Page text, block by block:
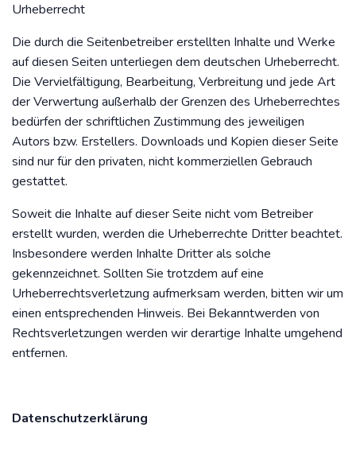
Urheberrecht
Die durch die Seitenbetreiber erstellten Inhalte und Werke
auf diesen Seiten unterliegen dem deutschen Urheberrecht.
Die Vervielfältigung, Bearbeitung, Verbreitung und jede Art
der Verwertung außerhalb der Grenzen des Urheberrechtes
bedürfen der schriftlichen Zustimmung des jeweiligen
Autors bzw. Erstellers. Downloads und Kopien dieser Seite
sind nur für den privaten, nicht kommerziellen Gebrauch
gestattet.
Soweit die Inhalte auf dieser Seite nicht vom Betreiber
erstellt wurden, werden die Urheberrechte Dritter beachtet.
Insbesondere werden Inhalte Dritter als solche
gekennzeichnet. Sollten Sie trotzdem auf eine
Urheberrechtsverletzung aufmerksam werden, bitten wir um
einen entsprechenden Hinweis. Bei Bekanntwerden von
Rechtsverletzungen werden wir derartige Inhalte umgehend
entfernen.
Datenschutzerklärung